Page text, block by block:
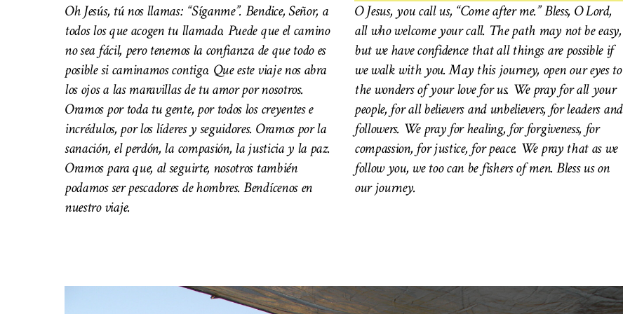
Oh Jesús, tú nos llamas: “Síganme”. Bendice, Señor, a
todos los que acogen tu llamado. Puede que el camino
no sea fácil, pero tenemos la confianza de que todo es
posible si caminamos contigo. Que este viaje nos abra
los ojos a las maravillas de tu amor por nosotros.
Oramos por toda tu gente, por todos los creyentes e
incrédulos, por los líderes y seguidores. Oramos por la
sanación, el perdón, la compasión, la justicia y la paz.
Oramos para que, al seguirte, nosotros también
podamos ser pescadores de hombres. Bendícenos en
nuestro viaje.
O Jesus, you call us, “Come after me.” Bless, O Lord,
all who welcome your call. The path may not be easy,
but we have confidence that all things are possible if
we walk with you. May this journey, open our eyes to
the wonders of your love for us. We pray for all your
people, for all believers and unbelievers, for leaders and
followers. We pray for healing, for forgiveness, for
compassion, for justice, for peace. We pray that as we
follow you, we too can be fishers of men. Bless us on
our journey.